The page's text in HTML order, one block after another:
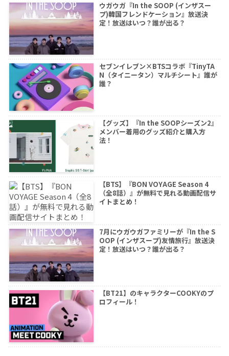
ウガウガ『In the SOOP (インザスー
プ)韓国フレンドケーション』放送決
定！放送はいつ？誰が出る？
セブンイレブン×BTSコラボ『TinyTA
N（タイニータン）マルチシート』誰が
誰？
【グッズ】『In the SOOPシーズン2』
メンバー着用のグッズ紹介と購入方
法！
【BTS】『BON VOYAGE Season 4
（全8話）』が無料で見れる動画配信サ
イトまとめ！
7月にウガウガファミリーが『In the S
OOP (インザスープ)友情旅行』放送決
定！放送はいつ？誰が出る？
【BT21】のキャラクターCOOKYのプ
ロフィール！